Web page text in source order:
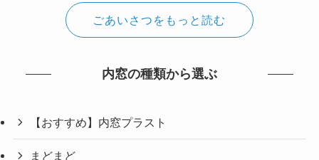
ごあいさつをもっと読む
内窓の種類から選ぶ
【おすすめ】内窓プラスト
まどまど